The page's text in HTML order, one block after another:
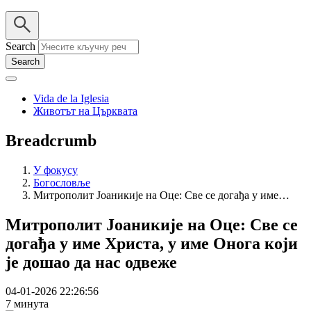
Search
Vida de la Iglesia
Животът на Църквата
Breadcrumb
У фокусу
Богословље
Митрополит Јоаникије на Оце: Све се догађа у име…
Митрополит Јоаникије на Оце: Све се
догађа у име Христа, у име Онога који
је дошао да нас одвеже
04-01-2026 22:26:56
7 минута